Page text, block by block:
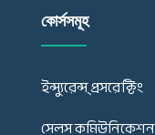
কোর্সসমূহ
ইন্স্যুরেন্স্ প্রসরেক্টিং
সেলস কমিউনিকেশন